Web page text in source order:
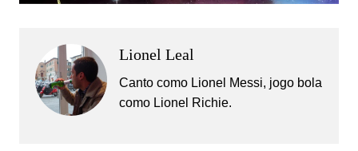
Lionel Leal
Canto como Lionel Messi, jogo bola
como Lionel Richie.